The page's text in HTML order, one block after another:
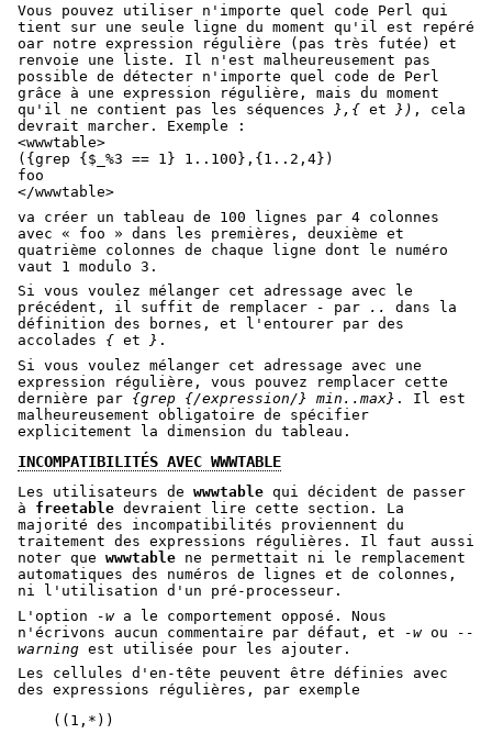
Vous pouvez utiliser n'importe quel code Perl qui
tient sur une seule ligne du moment qu'il est repéré
oar notre expression régulière (pas très futée) et
renvoie une liste. Il n'est malheureusement pas
possible de détecter n'importe quel code de Perl
grâce à une expression régulière, mais du moment
qu'il ne contient pas les séquences
},{ et }) , cela
devrait marcher. Exemple :
<wwwtable>
({grep {$_%3 == 1} 1..100},{1..2,4})
foo
</wwwtable>
va créer un tableau de 100 lignes par 4 colonnes
avec « foo » dans les premières, deuxième et
quatrième colonnes de chaque ligne dont le numéro
vaut 1 modulo 3.
Si vous voulez mélanger cet adressage avec le
précédent, il suffit de remplacer
- par ..
dans la
définition des bornes, et l'entourer par des
accolades { et } .
Si vous voulez mélanger cet adressage avec une
expression régulière, vous pouvez remplacer cette
dernière par {grep {/expression/} min..max} . Il est
malheureusement obligatoire de spécifier
explicitement la dimension du tableau.
INCOMPATIBILITÉS AVEC WWWTABLE
Les utilisateurs de wwwtable qui décident de passer
à freetable devraient lire cette section. La
majorité des incompatibilités proviennent du
traitement des expressions régulières. Il faut aussi
noter que wwwtable ne permettait ni le remplacement
automatiques des numéros de lignes et de colonnes,
ni l'utilisation d'un pré-processeur.
L'option
-wa le comportement opposé. Nous
n'écrivons aucun commentaire par défaut, et
-wou
--
warning est utilisée pour les ajouter.
Les cellules d'en-tête peuvent être définies avec
des expressions régulières, par exemple